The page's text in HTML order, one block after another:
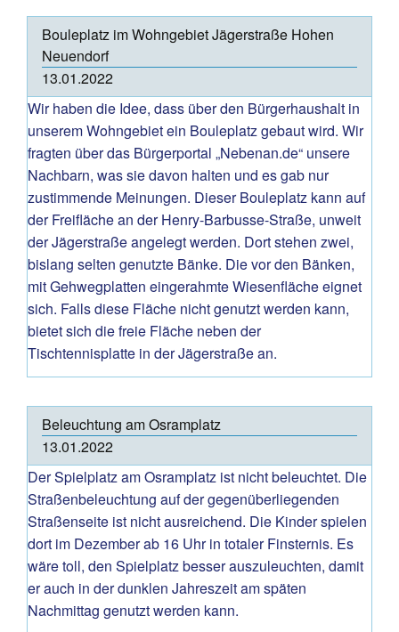
Bouleplatz im Wohngebiet Jägerstraße Hohen
Neuendorf
13.01.2022
Wir haben die Idee, dass über den Bürgerhaushalt in
unserem Wohngebiet ein Bouleplatz gebaut wird. Wir
fragten über das Bürgerportal „Nebenan.de“ unsere
Nachbarn, was sie davon halten und es gab nur
zustimmende Meinungen. Dieser Bouleplatz kann auf
der Freifläche an der Henry-Barbusse-Straße, unweit
der Jägerstraße angelegt werden. Dort stehen zwei,
bislang selten genutzte Bänke. Die vor den Bänken,
mit Gehwegplatten eingerahmte Wiesenfläche eignet
sich. Falls diese Fläche nicht genutzt werden kann,
bietet sich die freie Fläche neben der
Tischtennisplatte in der Jägerstraße an.
Beleuchtung am Osramplatz
13.01.2022
Der Spielplatz am Osramplatz ist nicht beleuchtet. Die
Straßenbeleuchtung auf der gegenüberliegenden
Straßenseite ist nicht ausreichend. Die Kinder spielen
dort im Dezember ab 16 Uhr in totaler Finsternis. Es
wäre toll, den Spielplatz besser auszuleuchten, damit
er auch in der dunklen Jahreszeit am späten
Nachmittag genutzt werden kann.